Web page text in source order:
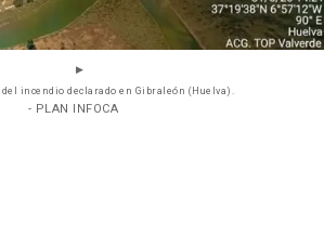
incendio declarado en Gibraleón (Huelva).
- PLAN INFOCA